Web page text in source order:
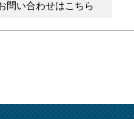
問い合わせはこちら